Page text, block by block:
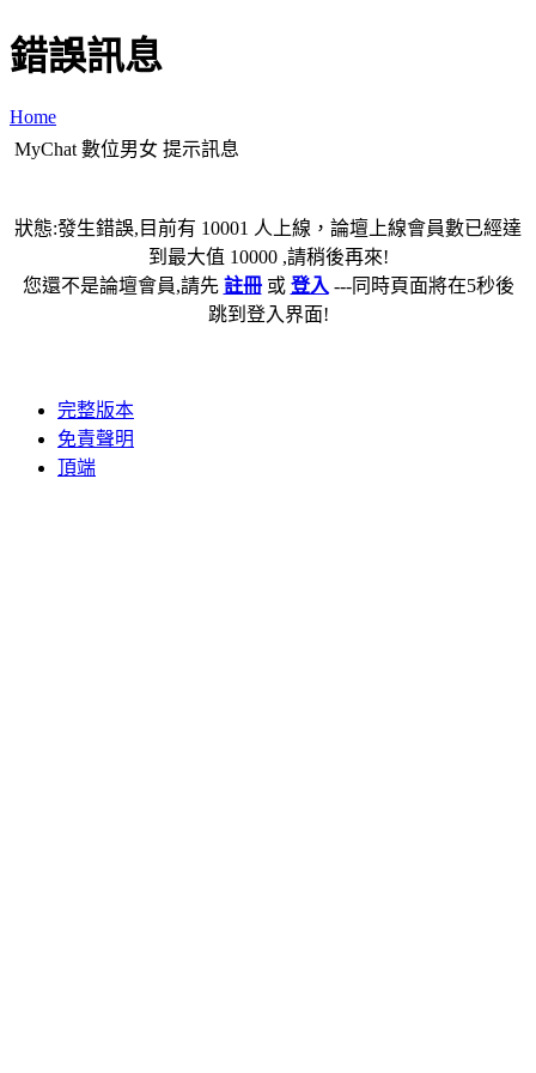
錯誤訊息
Home
MyChat 數位男女 提示訊息
狀態:發生錯誤,目前有 10001 人上線，論壇上線會員數已經達
到最大值 10000 ,請稍後再來!
您還不是論壇會員,請先 註冊或 登入 ---同時頁面將在5秒後
跳到登入界面!
完整版本
免責聲明
頂端